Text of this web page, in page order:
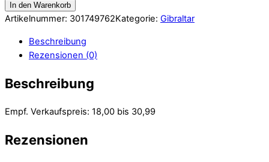
In den Warenkorb
Artikelnummer: 301749762Kategorie: Gibraltar
Beschreibung
Rezensionen (0)
Beschreibung
Empf. Verkaufspreis: 18,00 bis 30,99
Rezensionen